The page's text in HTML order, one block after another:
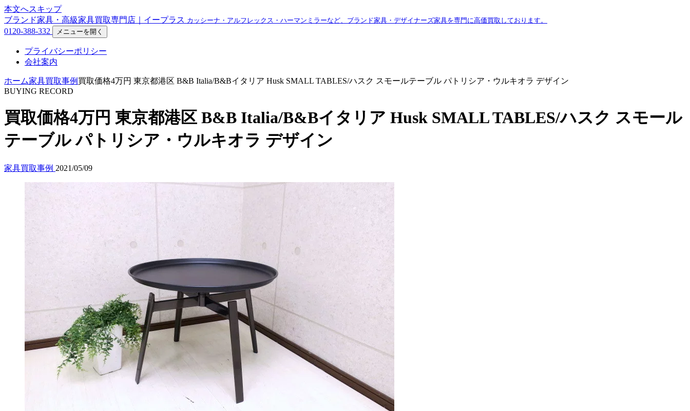
本文へスキップ
ブランド家具・高級家具買取専門店｜イープラス カッシーナ・アルフレックス・ハーマンミラーなど、ブランド家具・デザイナーズ家具を専門に高価買取しております。
0120-388-332 メニューを開く
プライバシーポリシー
会社案内
ホーム家具買取事例 買取価格4万円 東京都港区 B&B Italia/B&Bイタリア Husk SMALL TABLES/ハスク スモールテーブル パトリシア・ウルキオラ デザイン
BUYING RECORD
買取価格4万円 東京都港区 B&B Italia/B&Bイタリア Husk SMALL TABLES/ハスク スモール
テーブル パトリシア・ウルキオラ デザイン
家具買取事例 2021/05/09